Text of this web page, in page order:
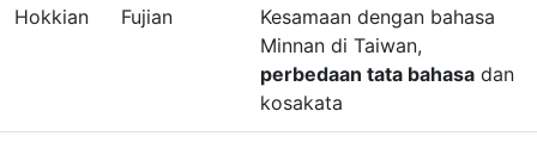
Hokkian Fujian
Kesamaan dengan bahasa
Minnan di Taiwan,
perbedaan tata bahasa dan
kosakata